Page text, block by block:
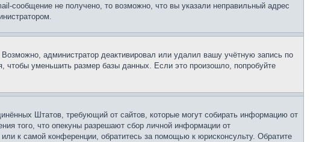
сообщение не получено, то возможно, что вы указали неправильный адрес
администратор деактивировал или удалил вашу учётную запись по
уменьшить размер базы данных. Если это произошло, попробуйте
Штатов, требующий от сайтов, которые могут собирать информацию от
того, что опекуны разрешают сбор личной информации от
к самой конференции, обратитесь за помощью к юрисконсульту. Обратите